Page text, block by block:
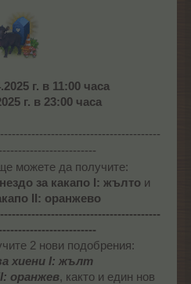
г. в 11:00 часа
г. в 23:00 часа
можете да получите:
за какапо I: жълтои
II: оранжево
2 нови подобрения:
хиени I: жълт
оранжев, както и един нов